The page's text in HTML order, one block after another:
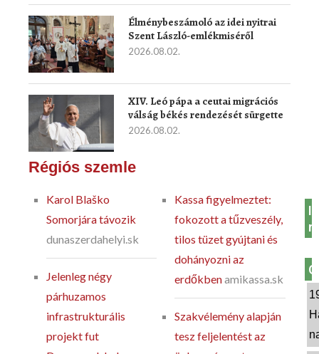
Élménybeszámoló az idei nyitrai
Szent László-emlékmiséről
2026.08.02.
XIV. Leó pápa a ceutai migrációs
válság békés rendezését sürgette
2026.08.02.
Régiós szemle
Karol Blaško
Somorjára távozik
dunaszerdahelyi.sk
Jelenleg négy
párhuzamos
infrastrukturális
projekt fut
Kassa figyelmeztet:
fokozott a tűzveszély,
tilos tüzet gyújtani és
dohányozni az
erdőkbenamikassa.sk
Szakvélemény alapján
tesz feljelentést az
In